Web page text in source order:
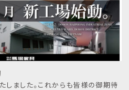
しました。これからも皆様の御期待